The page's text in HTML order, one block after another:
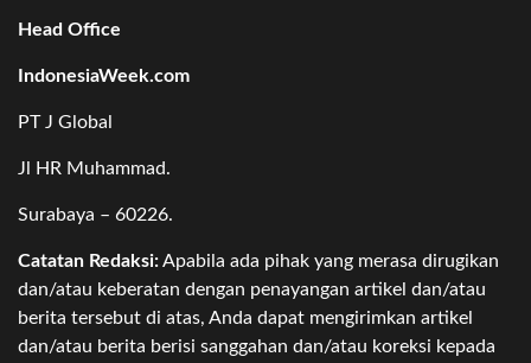
Head Office
IndonesiaWeek.com
PT J Global
Jl HR Muhammad.
Surabaya – 60226.
Catatan Redaksi:Apabila ada pihak yang merasa dirugikan
dan/atau keberatan dengan penayangan artikel dan/atau
berita tersebut di atas, Anda dapat mengirimkan artikel
dan/atau berita berisi sanggahan dan/atau koreksi kepada